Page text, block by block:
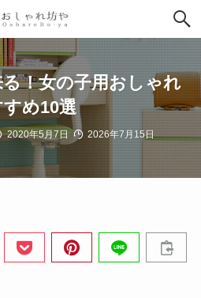
！女の子用おしゃれ
め10選
2020年5月7日 2026年7月15日